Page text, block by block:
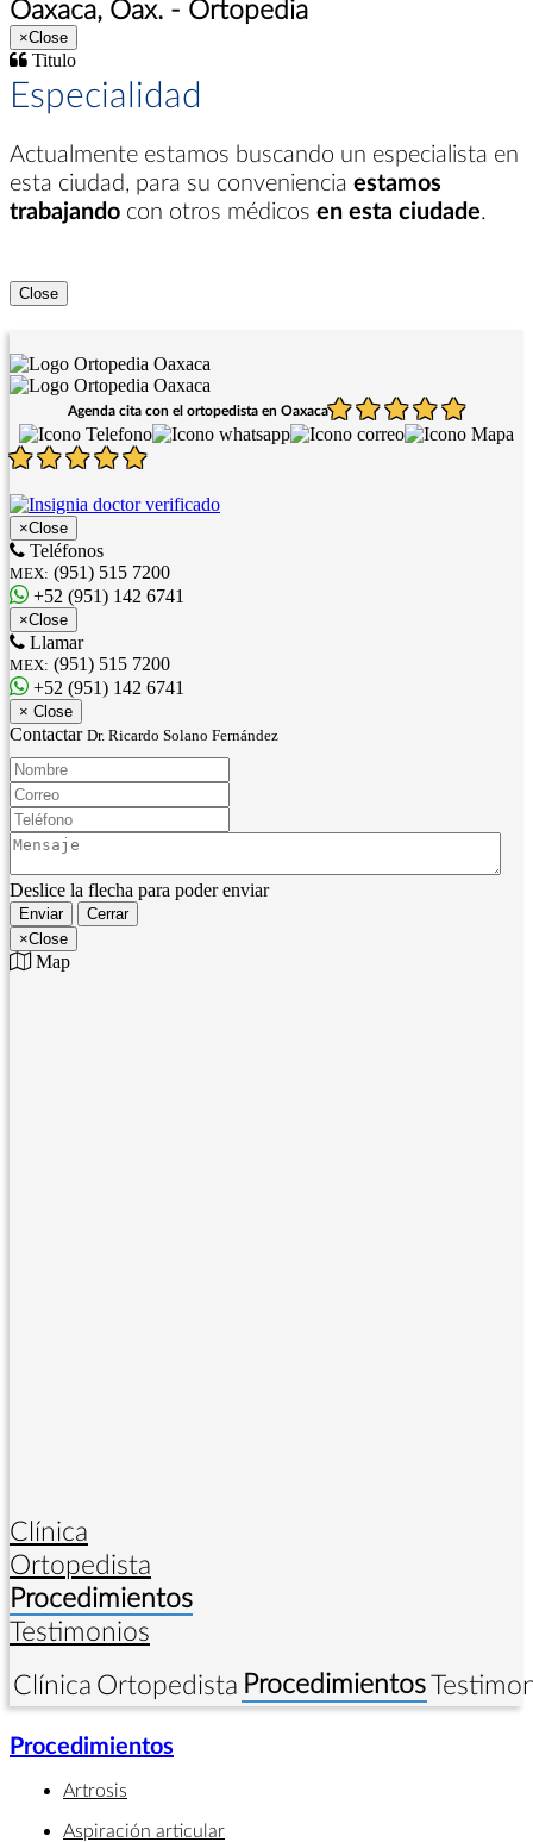
Oaxaca, Oax. - Ortopedia
×Close
Titulo
Especialidad
Actualmente estamos buscando un especialista en
esta ciudad, para su conveniencia estamos
trabajando con otros médicos en esta ciudade.
Close
Agenda cita con el ortopedista en Oaxaca
×Close
Teléfonos
MEX: (951) 515 7200
+52 (951) 142 6741
×Close
Llamar
MEX: (951) 515 7200
+52 (951) 142 6741
× Close
Contactar Dr. Ricardo Solano Fernández
Nombre:
Correo:
Teléfono:
Mensaje:
Deslice la flecha para poder enviar
Enviar
Cerrar
×Close
Map
Clínica
Ortopedista
Procedimientos
Testimonios
Clínica Ortopedista Procedimientos
Procedimientos
Artrosis
Aspiración articular